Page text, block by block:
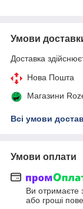
Умови
Доставка
Нова Пошта
Магазини
Всі умови
Умови оплати
Ви отримаєте
або гроші